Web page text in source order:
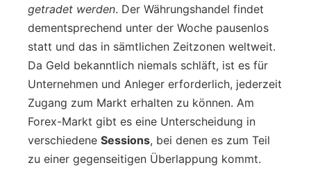
getradet werden. Der Währungshandel findet
dementsprechend unter der Woche pausenlos
statt und das in sämtlichen Zeitzonen weltweit.
Da Geld bekanntlich niemals schläft, ist es für
Unternehmen und Anleger erforderlich, jederzeit
Zugang zum Markt erhalten zu können. Am
Forex-Markt gibt es eine Unterscheidung in
verschiedene Sessions, bei denen es zum Teil
zu einer gegenseitigen Überlappung kommt.